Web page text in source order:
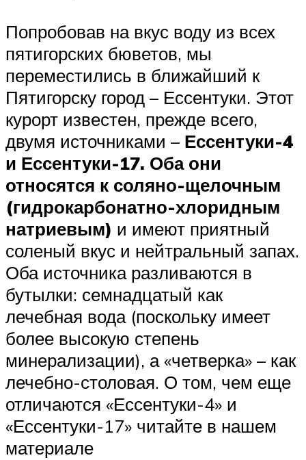
Попробовав на вкус воду из всех
пятигорских бюветов, мы
переместились в ближайший к
Пятигорску город – Ессентуки. Этот
курорт известен, прежде всего,
двумя источниками – Ессентуки-4
и Ессентуки-17. Оба они
относятся к соляно-щелочным
(гидрокарбонатно-хлоридным
натриевым) и имеют приятный
соленый вкус и нейтральный запах.
Оба источника разливаются в
бутылки: семнадцатый как
лечебная вода (поскольку имеет
более высокую степень
минерализации), а «четверка» – как
лечебно-столовая. О том, чем еще
отличаются «Ессентуки-4» и
«Ессентуки-17» читайте в нашем
материале